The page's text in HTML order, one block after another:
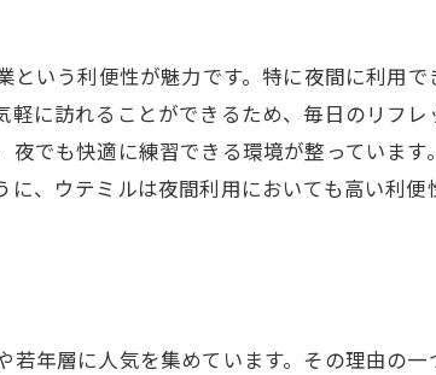
いう利便性が魅力です。特に夜間に利用
に訪れることができるため、毎日のリフ
でも快適に練習できる環境が整っています
、ウテミルは夜間利用においても高い利
年層に人気を集めています。その理由の